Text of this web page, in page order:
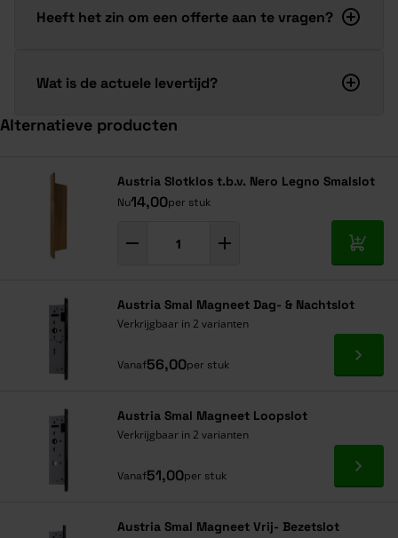
Heeft het zin om een offerte aan te vragen?
Wat is de actuele levertijd?
Alternatieve producten
Austria Slotklos t.b.v. Nero Legno Smalslot
Nu14,00per stuk
In
Austria Smal Magneet Dag- & Nachtslot
Verkrijgbaar in 2 varianten
Vanaf56,00per stuk Ga
Austria Smal Magneet Loopslot
Verkrijgbaar in 2 varianten
Vanaf51,00per stuk Ga
Austria Smal Magneet Vrij- Bezetslot